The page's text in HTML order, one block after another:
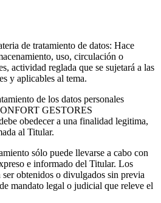
de tratamiento de datos: Hace
uso, circulación o
actividad reglada que se sujetará a las
y aplicables al tema.
de los datos personales
GESTORES
obedecer a una finalidad legitima,
al Titular.
sólo puede llevarse a cabo con
e informado del Titular. Los
obtenidos o divulgados sin previa
mandato legal o judicial que releve el